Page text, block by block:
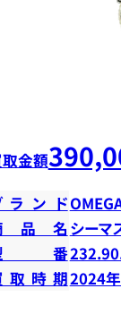
金額
ランド
品名 シーマ
番
取時期2024